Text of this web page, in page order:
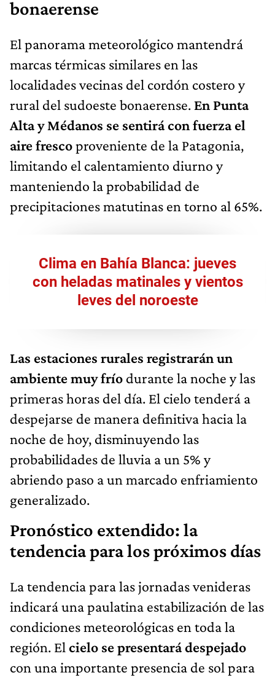
bonaerense
El panorama meteorológico mantendrá
marcas térmicas similares en las
localidades vecinas del cordón costero y
rural del sudoeste bonaerense. En Punta
Alta y Médanos se sentirá con fuerza el
aire frescoproveniente de la Patagonia,
limitando el calentamiento diurno y
manteniendo la probabilidad de
precipitaciones matutinas en torno al 65%.
Clima en Bahía Blanca: jueves
con heladas matinales y vientos
leves del noroeste
Las estaciones rurales registrarán un
ambiente muy frío durante la noche y las
primeras horas del día. El cielo tenderá a
despejarse de manera definitiva hacia la
noche de hoy, disminuyendo las
probabilidades de lluvia a un 5% y
abriendo paso a un marcado enfriamiento
generalizado.
Pronóstico extendido: la
tendencia para los próximos días
La tendencia para las jornadas venideras
indicará una paulatina estabilización de las
condiciones meteorológicas en toda la
región. El cielo se presentará despejado
con una importante presencia de sol para